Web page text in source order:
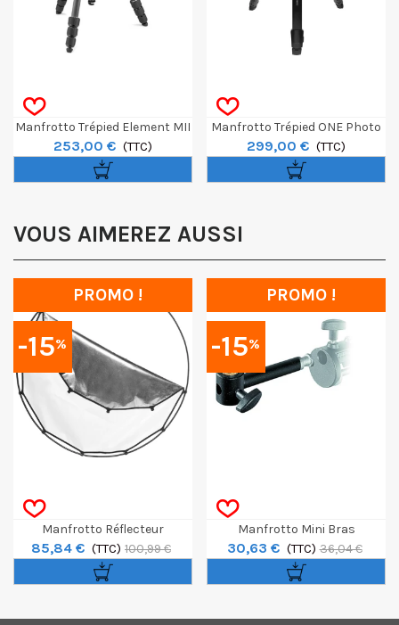
Manfrotto Trépied Element MII
Mobile Noir 4 Sections BH1
253,00 € (TTC)
Manfrotto Trépied ONE Photo
En Aluminium
299,00 € (TTC)
VOUS AIMEREZ AUSSI
-15%
PROMO !
Manfrotto Réflecteur
HaloCompact 82 Cm Argent /
Blanc
85,84 € (TTC) 100,99 €
-15%
PROMO !
Manfrotto Mini Bras
D'extension (203)
30,63 € (TTC) 36,04 €